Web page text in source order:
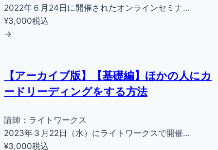
2022年６月24日に開催されたオンラインセミナ…
¥3,000税込
→
【アーカイブ版】【基礎編】ほかの人にカ
ードリーディングをする方法
講師：ライトワークス
2023年３月22日（水）にライトワークスで開催…
¥3,000税込